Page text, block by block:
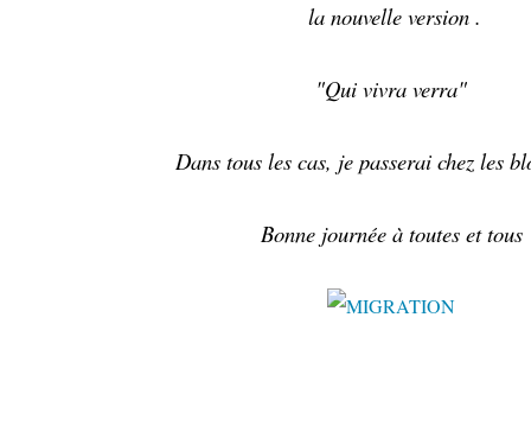
la nouvelle version .
"Qui vivra verra"
Dans tous les cas, je passerai chez les
Bonne journée à toutes et tous